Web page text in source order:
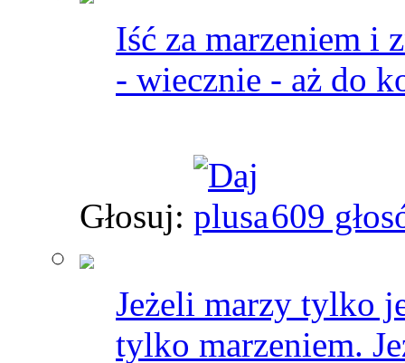
Iść za marzeniem i
- wiecznie - aż do
Głosuj: 609
Jeżeli marzy tylko
tylko marzeniem.